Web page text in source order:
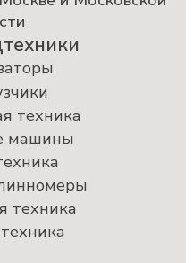
техника
машины
техника